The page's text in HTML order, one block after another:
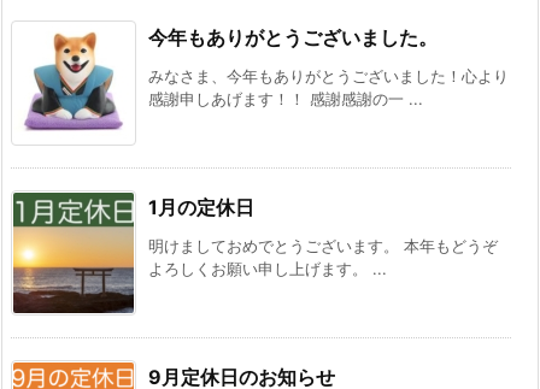
今年もありがとうございました。
みなさま、今年もありがとうございました！心より
感謝申しあげます！！ 感謝感謝の一 ...
1月の定休日
明けましておめでとうございます。 本年もどうぞ
よろしくお願い申し上げます。 ...
9月定休日のお知らせ